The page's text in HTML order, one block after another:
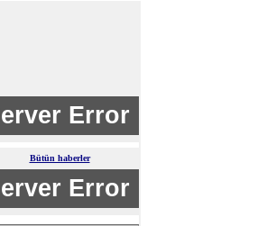
Bütün haberler